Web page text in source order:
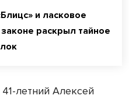
и ласковое
раскрыл тайное
летний Алексей